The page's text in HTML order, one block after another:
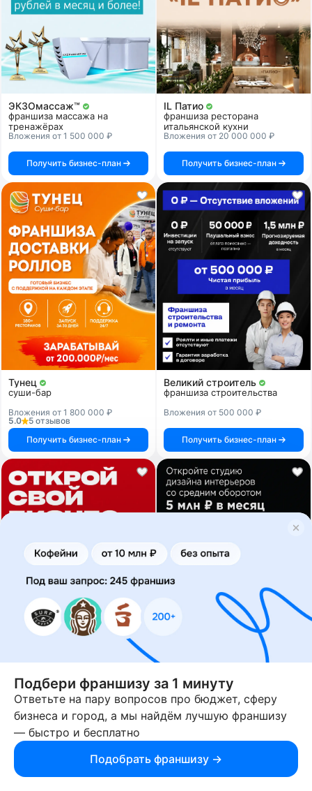
ЭКЗОмассаж™
франшиза массажа на
тренажёрах
Вложения от 1 500 000 ₽
Получить бизнес-план
IL Патио
франшиза ресторана
итальянской кухни
Вложения от 20 000 000 ₽
Получить бизнес-план
Тунец
суши-бар
Вложения от 1 800 000 ₽
5.0
5 отзывов
Получить бизнес-план
Великий строитель
франшиза строительства
Вложения от 500 000 ₽
Получить бизнес-план
Вложения от 2 500 000 ₽
Получить бизнес-план
интерьеров
Вложения от 690 000 ₽
Получить бизнес-план
Подбери франшизу за 1 минуту
Ответьте на пару вопросов про бюджет, сферу
бизнеса и город, а мы найдём лучшую франшизу
— быстро и бесплатно
Подобрать франшизу →